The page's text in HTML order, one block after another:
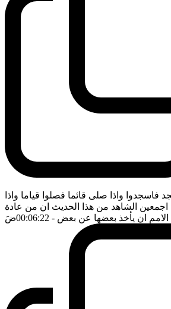
فاسجدوا واذا صلى قائما فصلوا قياما واذا
الشاهد من هذا الحديث ان من عادة
الامم ان يأخذ بعضها عن بعض - 00:06:22 ضَ